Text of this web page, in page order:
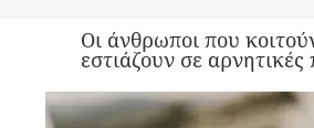
Οι άνθρωποι που
εστιάζουν σε